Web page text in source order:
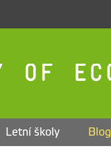
Letní školy Blog